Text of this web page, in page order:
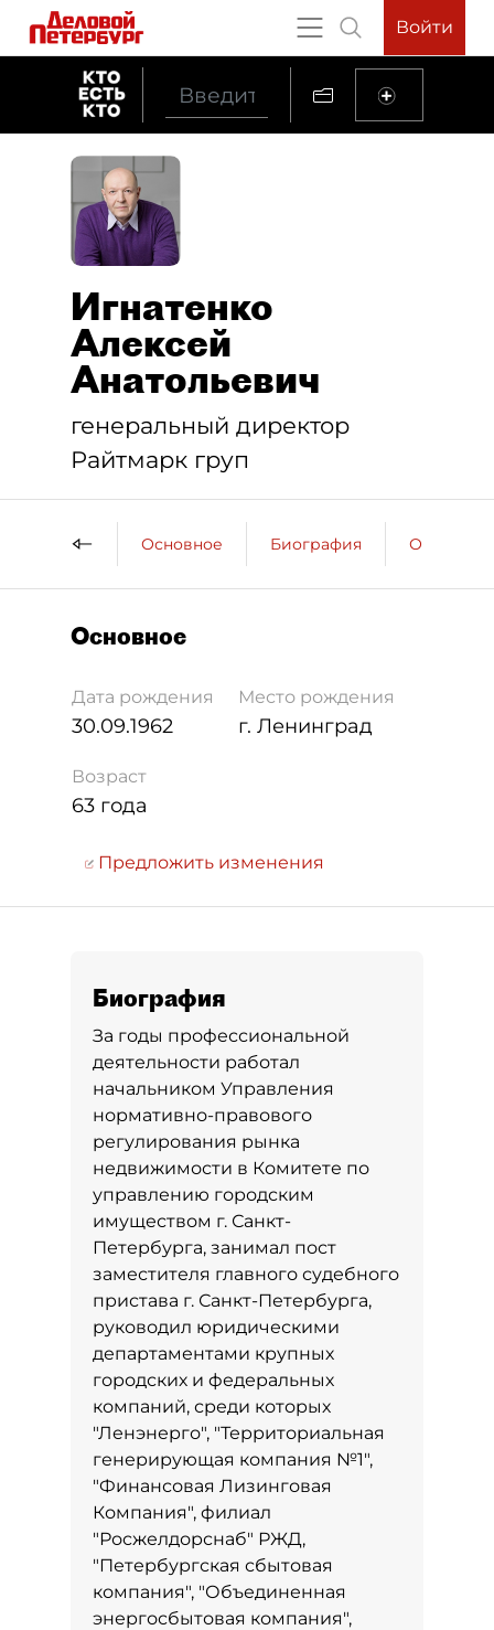
Войти
Игнатенко
Алексей
Анатольевич
генеральный директор
Райтмарк груп
Основное Биография
Основное
Дата рождения
30.09.1962
Место рождения
г. Ленинград
Возраст
63 года
Предложить изменения
Биография
За годы профессиональной
деятельности работал
начальником Управления
нормативно-правового
регулирования рынка
недвижимости в Комитете по
управлению городским
имуществом г. Санкт-
Петербурга, занимал пост
заместителя главного судебного
пристава г. Санкт-Петербурга,
руководил юридическими
департаментами крупных
городских и федеральных
компаний, среди которых
"Ленэнерго", "Территориальная
генерирующая компания №1",
"Финансовая Лизинговая
Компания", филиал
"Росжелдорснаб" РЖД,
"Петербургская сбытовая
компания", "Объединенная
энергосбытовая компания",